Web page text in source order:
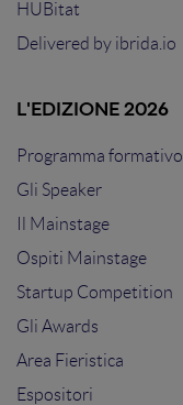
HUBitat
Delivered by ibrida.io
L'EDIZIONE 2026
Programma formativo
Gli Speaker
Il Mainstage
Ospiti Mainstage
Startup Competition
Gli Awards
Area Fieristica
Espositori